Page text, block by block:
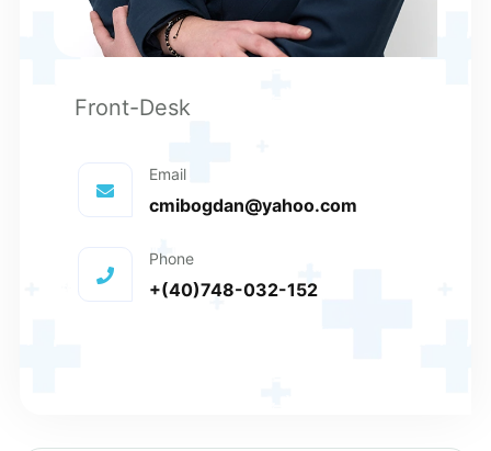
Front-Desk
Email
cmibogdan@yahoo.com
Phone
+(40)748-032-152